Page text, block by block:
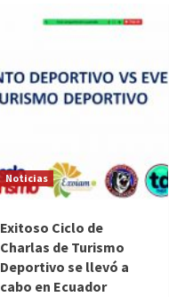
Noticias
Exitoso Ciclo de
Charlas de Turismo
Deportivo se llevó a
cabo en Ecuador